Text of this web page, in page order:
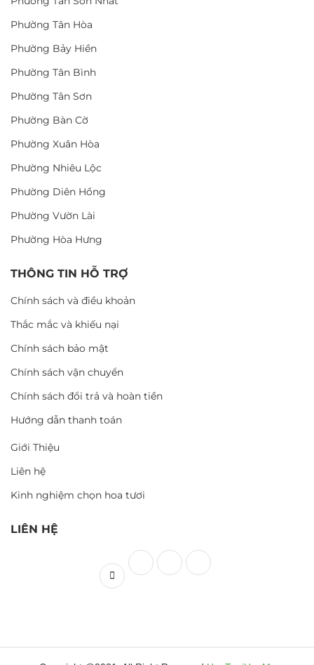
Phường Tân Hòa
Phường Bảy Hiền
Phường Tân Bình
Phường Tân Sơn
Phường Bàn Cờ
Phường Xuân Hòa
Phường Nhiêu Lộc
Phường Diên Hồng
Phường Vườn Lài
Phường Hòa Hưng
THÔNG TIN HỖ TRỢ
Chính sách và điều khoản
Thắc mắc và khiếu nại
Chính sách bảo mật
Chính sách vận chuyển
Chính sách đổi trả và hoàn tiền
Hướng dẫn thanh toán
Giới Thiệu
Liên hệ
Kinh nghiệm chọn hoa tươi
LIÊN HỆ